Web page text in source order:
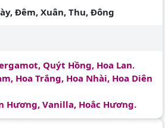
Đêm, Xuân, Thu, Đông
Quýt Hồng, Hoa Lan.
Hoa Trắng, Hoa Nhài, Hoa Diên
Hương, Vanilla, Hoắc Hương.